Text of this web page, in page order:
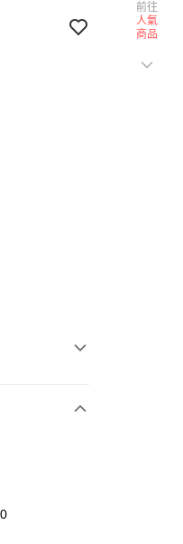
前往
人氣
商品